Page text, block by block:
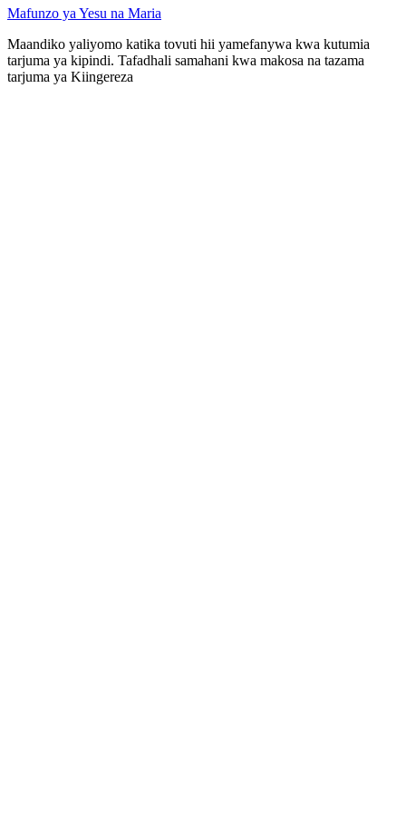
Mafunzo ya Yesu na Maria
Maandiko yaliyomo katika tovuti hii yamefanywa kwa kutumia
tarjuma ya kipindi. Tafadhali samahani kwa makosa na tazama
tarjuma ya Kiingereza